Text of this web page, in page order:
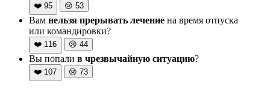
❤️ 95 😢 53
Вам нельзя прерывать лечение на время отпуска
или командировки?
❤️ 116 😢 44
Вы попали в чрезвычайную ситуацию?
❤️ 107 😢 73